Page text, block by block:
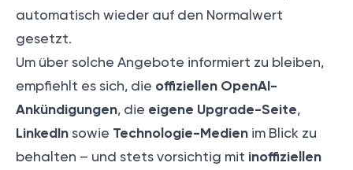
automatisch wieder auf den Normalwert
gesetzt.
Um über solche Angebote informiert zu bleiben,
empfiehlt es sich, die offiziellen OpenAI-
Ankündigungen, die eigene Upgrade-Seite,
LinkedIn sowie Technologie-Medien im Blick zu
behalten – und stets vorsichtig mit inoffiziellen